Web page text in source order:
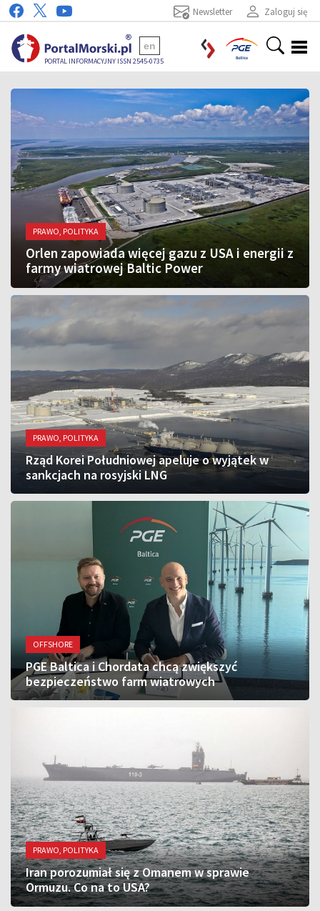
Zaloguj się
Newsletter
PORTAL INFORMACYJNY ISSN 2545-0735
en
PRAWO, POLITYKA
Orlen zapowiada więcej gazu z USA i energii z
farmy wiatrowej Baltic Power
PRAWO, POLITYKA
Rząd Korei Południowej apeluje o wyjątek w
sankcjach na rosyjski LNG
OFFSHORE
PGE Baltica i Chordata chcą zwiększyć
bezpieczeństwo farm wiatrowych
PRAWO, POLITYKA
Iran porozumiał się z Omanem w sprawie
Ormuzu. Co na to USA?